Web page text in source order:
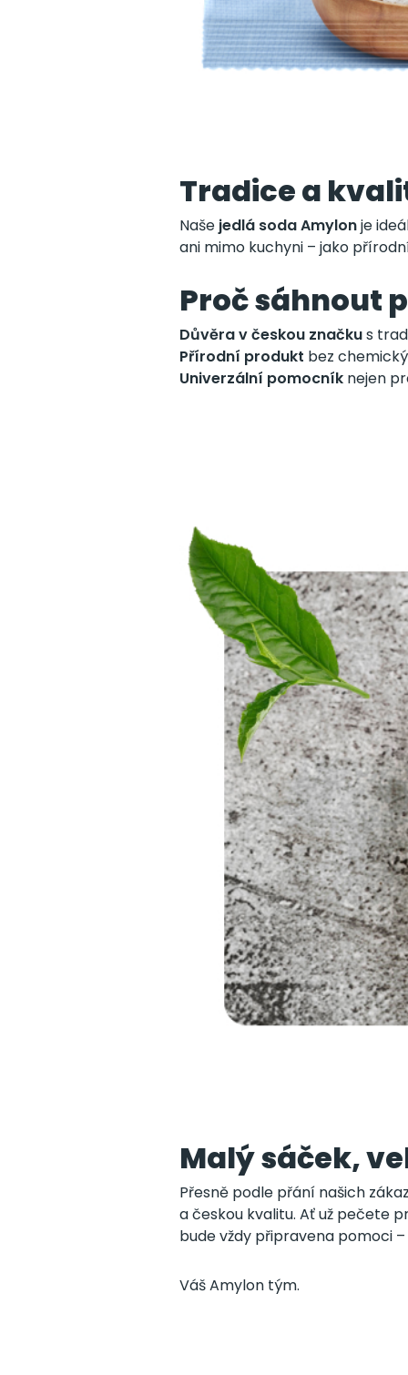
Tradice a
Naše jedlá soda Amylonje
ani mimo kuchyni – jako
Proč sáhnout
Důvěra v českou značkus
Přírodní produkt bez
Univerzální pomocník nejen
Malý sáček,
Přesně podle přání našich
a českou kvalitu. Ať už pečete
bude vždy připravena pomoci
Váš Amylon tým.